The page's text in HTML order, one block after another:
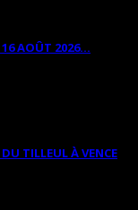
16 AOÛT 2026...
TILLEUL À VENCE